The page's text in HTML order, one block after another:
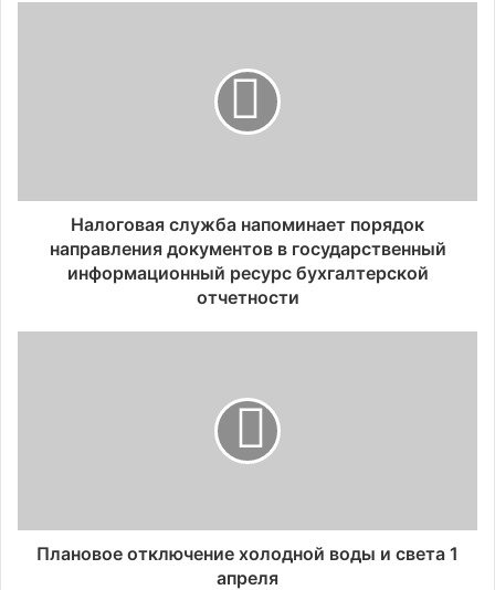
Налоговая служба напоминает порядок
направления документов в государственный
информационный ресурс бухгалтерской
отчетности
Плановое отключение холодной воды и света 1
апреля